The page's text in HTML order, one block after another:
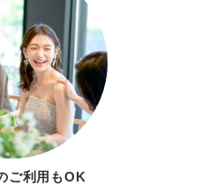
ご利用もOK